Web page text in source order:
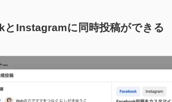
とInstagramに同時投稿ができる